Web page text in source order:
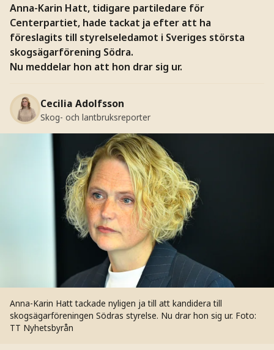
Anna-Karin Hatt, tidigare partiledare för
Centerpartiet, hade tackat ja efter att ha
föreslagits till styrelseledamot i Sveriges största
skogsägarförening Södra.
Nu meddelar hon att hon drar sig ur.
Cecilia Adolfsson
Skog- och lantbruksreporter
Anna-Karin Hatt tackade nyligen ja till att kandidera till
skogsägarföreningen Södras styrelse. Nu drar hon sig ur. Foto:
TT Nyhetsbyrån